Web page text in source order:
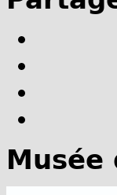
Musée